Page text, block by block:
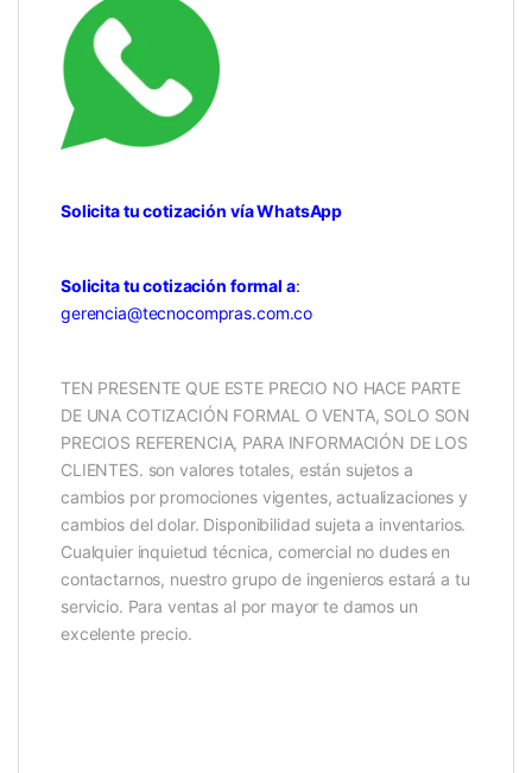
Solicita tu cotización vía WhatsApp
Solicita tu cotización formal a:
gerencia@tecnocompras.com.co
TEN PRESENTE QUE ESTE PRECIO NO HACE PARTE
DE UNA COTIZACIÓN FORMAL O VENTA, SOLO SON
PRECIOS REFERENCIA, PARA INFORMACIÓN DE LOS
CLIENTES. son valores totales, están sujetos a
cambios por promociones vigentes, actualizaciones y
cambios del dolar. Disponibilidad sujeta a inventarios.
Cualquier inquietud técnica, comercial no dudes en
contactarnos, nuestro grupo de ingenieros estará a tu
servicio. Para ventas al por mayor te damos un
excelente precio.